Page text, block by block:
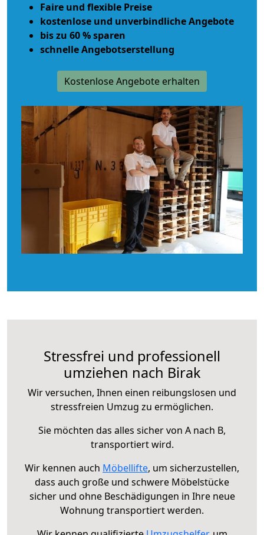
Faire und flexible Preise
kostenlose und unverbindliche Angebote
bis zu 60 % sparen
schnelle Angebotserstellung
Kostenlose Angebote erhalten
Stressfrei und professionell
umziehen nach Birak
Wir versuchen, Ihnen einen reibungslosen und
stressfreien Umzug zu ermöglichen.
Sie möchten das alles sicher von A nach B,
transportiert wird.
Wir kennen auch Möbellifte, um sicherzustellen,
dass auch große und schwere Möbelstücke
sicher und ohne Beschädigungen in Ihre neue
Wohnung transportiert werden.